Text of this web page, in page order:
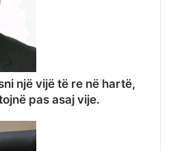
një vijë të re në hartë,
pas asaj vije.